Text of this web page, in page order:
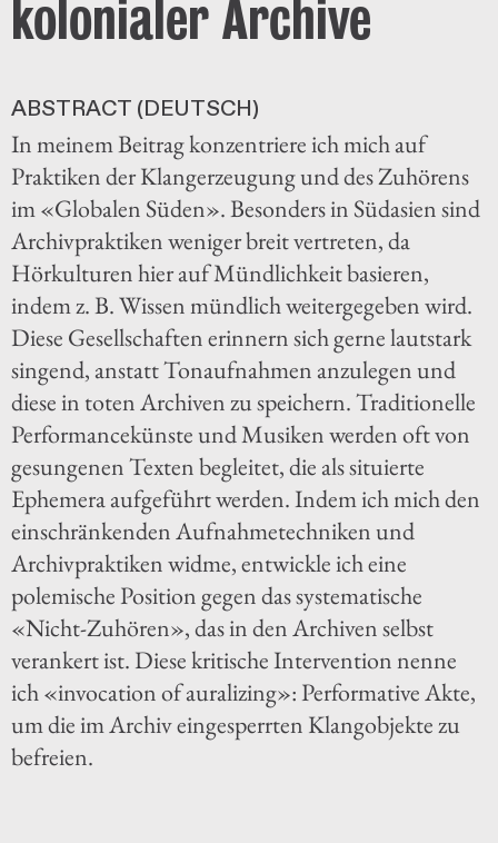
kolonialer Archive
ABSTRACT (DEUTSCH)
In meinem Beitrag konzentriere ich mich auf
Praktiken der Klangerzeugung und des Zuhörens
im «Globalen Süden». Besonders in Südasien sind
Archivpraktiken weniger breit vertreten, da
Hörkulturen hier auf Mündlichkeit basieren,
indem z. B. Wissen mündlich weitergegeben wird.
Diese Gesellschaften erinnern sich gerne lautstark
singend, anstatt Tonaufnahmen anzulegen und
diese in toten Archiven zu speichern. Traditionelle
Performancekünste und Musiken werden oft von
gesungenen Texten begleitet, die als situierte
Ephemera aufgeführt werden. Indem ich mich den
einschränkenden Aufnahmetechniken und
Archivpraktiken widme, entwickle ich eine
polemische Position gegen das systematische
«Nicht-Zuhören», das in den Archiven selbst
verankert ist. Diese kritische Intervention nenne
ich «invocation of auralizing»: Performative Akte,
um die im Archiv eingesperrten Klangobjekte zu
befreien.